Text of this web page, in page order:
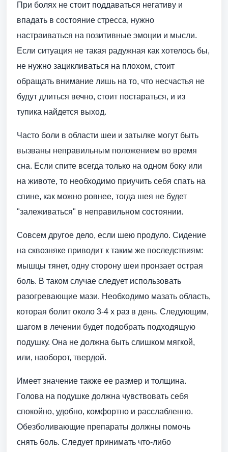
При болях не стоит поддаваться негативу и
впадать в состояние стресса, нужно
настраиваться на позитивные эмоции и мысли.
Если ситуация не такая радужная как хотелось бы,
не нужно зацикливаться на плохом, стоит
обращать внимание лишь на то, что несчастья не
будут длиться вечно, стоит постараться, и из
тупика найдется выход.
Часто боли в области шеи и затылке могут быть
вызваны неправильным положением во время
сна. Если спите всегда только на одном боку или
на животе, то необходимо приучить себя спать на
спине, как можно ровнее, тогда шея не будет
"залеживаться" в неправильном состоянии.
Совсем другое дело, если шею продуло. Сидение
на сквозняке приводит к таким же последствиям:
мышцы тянет, одну сторону шеи пронзает острая
боль. В таком случае следует использовать
разогревающие мази. Необходимо мазать область,
которая болит около 3-4 х раз в день. Следующим,
шагом в лечении будет подобрать подходящую
подушку. Она не должна быть слишком мягкой,
или, наоборот, твердой.
Имеет значение также ее размер и толщина.
Голова на подушке должна чувствовать себя
спокойно, удобно, комфортно и расслабленно.
Обезболивающие препараты должны помочь
снять боль. Следует принимать что-либо